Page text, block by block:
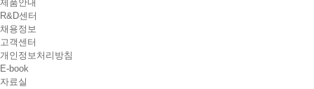
제품안내
R&D센터
채용정보
고객센터
개인정보처리방침
E-book
자료실